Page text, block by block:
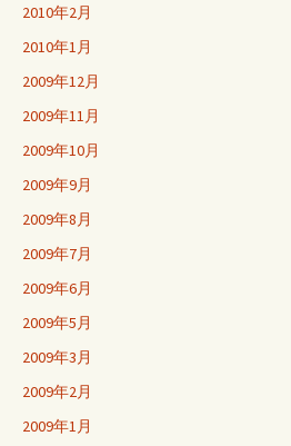
2010年2月
2010年1月
2009年12月
2009年11月
2009年10月
2009年9月
2009年8月
2009年7月
2009年6月
2009年5月
2009年3月
2009年2月
2009年1月